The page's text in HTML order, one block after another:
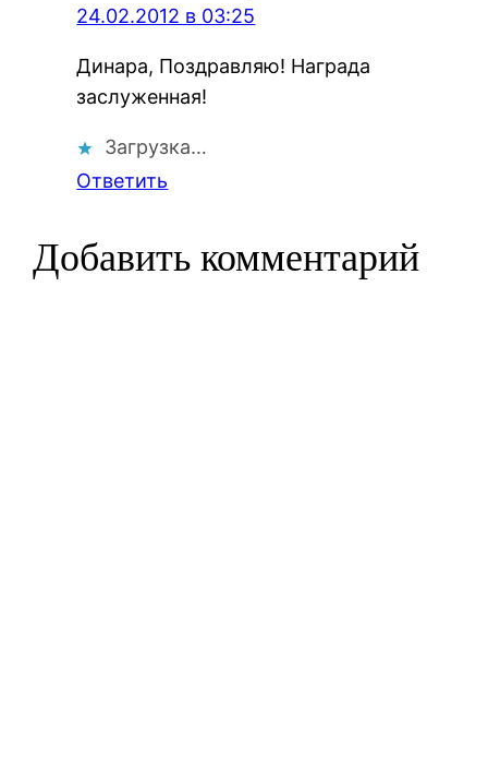
24.02.2012 в 03:25
Динара, Поздравляю! Награда
заслуженная!
Загрузка…
Ответить
Добавить комментарий